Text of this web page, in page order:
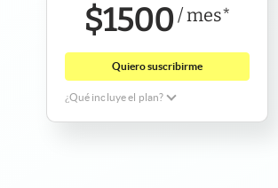
$1500/mes*
Quiero suscribirme
¿Qué incluye el plan?